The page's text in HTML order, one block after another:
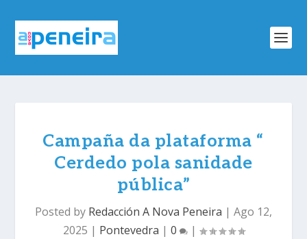
Campaña da plataforma “
Cerdedo pola sanidade
pública”
Posted by Redacción A Nova Peneira | Ago 12,
2025 | Pontevedra | 0 |